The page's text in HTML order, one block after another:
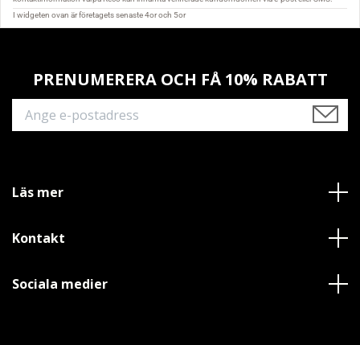
PRENUMERERA OCH FÅ 10% RABATT
Läs mer
Kontakt
Sociala medier